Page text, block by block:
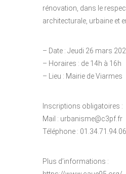
rénovation, dans le
architecturale, urbaine et
– Date : Jeudi 26 mars
– Horaires : de 14h à 16h
– Lieu : Mairie de Viarmes
Inscriptions obligatoires :
Mail : urbanisme@c3pf.fr
Téléphone :
Plus d’informations :